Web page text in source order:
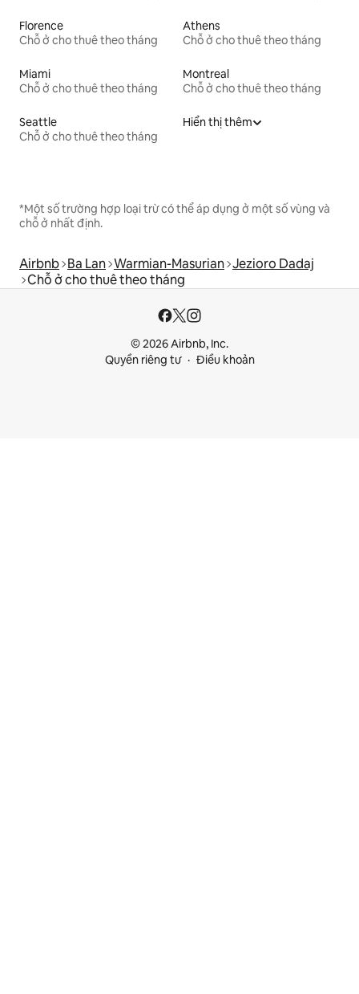
Florence
Chỗ ở cho thuê theo tháng
Athens
Chỗ ở cho thuê theo tháng
Miami
Chỗ ở cho thuê theo tháng
Montreal
Chỗ ở cho thuê theo tháng
Seattle
Chỗ ở cho thuê theo tháng
Hiển thị thêm
*Một số trường hợp loại trừ có thể áp dụng ở một số vùng và
chỗ ở nhất định.
Airbnb Ba Lan Warmian-Masurian Jezioro Dadaj
Chỗ ở cho thuê theo tháng
© 2026 Airbnb, Inc.
Quyền riêng tư
Điều khoản